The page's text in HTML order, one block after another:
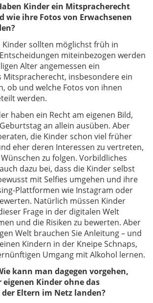
Kinder ein Mitspracherecht
wie ihre Fotos von Erwachsenen
Kinder sollten möglichst früh in
miteinbezogen werden
Alter angemessen ein
Mitspracherecht, insbesondere ein
ob und welche Fotos von ihnen
werden.
haben ein Recht am eigenen Bild,
an allein ausüben. Aber
die Kinder schon viel früher
eher deren Interessen zu vertreten,
zu folgen. Vorbildliches
dazu bei, dass die Kinder selbst
mit Selfies umgehen und ihre
Plattformen wie Instagram oder
Natürlich müssen Kinder
Frage in der digitalen Welt
und die Risiken zu bewerten. Aber
Welt brauchen Sie Anleitung – und
Kindern in der Kneipe Schnaps,
Umgang mit Alkohol lernen.
kann man dagegen vorgehen,
eigenen Kinder ohne das
Eltern im Netz landen?